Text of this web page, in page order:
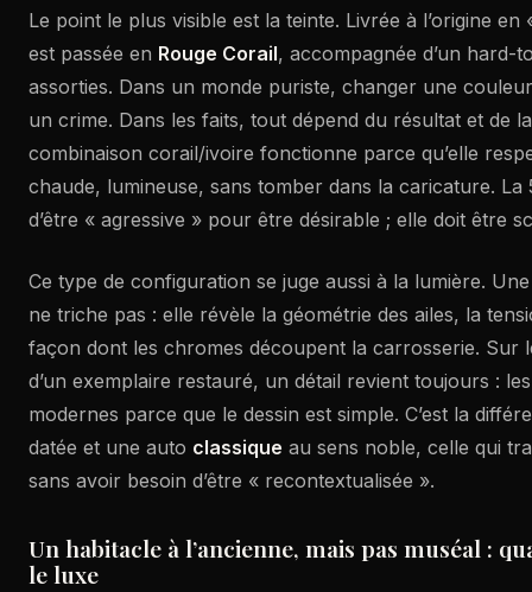
Le point le plus visible est la teinte. Livrée à l’origine en
est passée en Rouge Corail, accompagnée d’un hard-
assorties. Dans un monde puriste, changer une
un crime. Dans les faits, tout dépend du résultat et de
combinaison corail/ivoire fonctionne parce qu’elle
chaude, lumineuse, sans tomber dans la caricature. La
d’être « agressive » pour être désirable ; elle doit être
Ce type de configuration se juge aussi à la lumière.
ne triche pas : elle révèle la géométrie des ailes, la
façon dont les chromes découpent la carrosserie. Sur
d’un exemplaire restauré, un détail revient toujours :
modernes parce que le dessin est simple. C’est la
datée et une auto classique au sens noble, celle qui
sans avoir besoin d’être « recontextualisée ».
Un habitacle à l’ancienne, mais pas muséal :
le luxe